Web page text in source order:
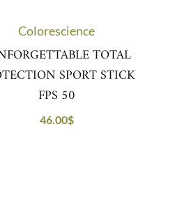
Colorescience
TOTAL
SPORT STICK
FPS 50
46.00$